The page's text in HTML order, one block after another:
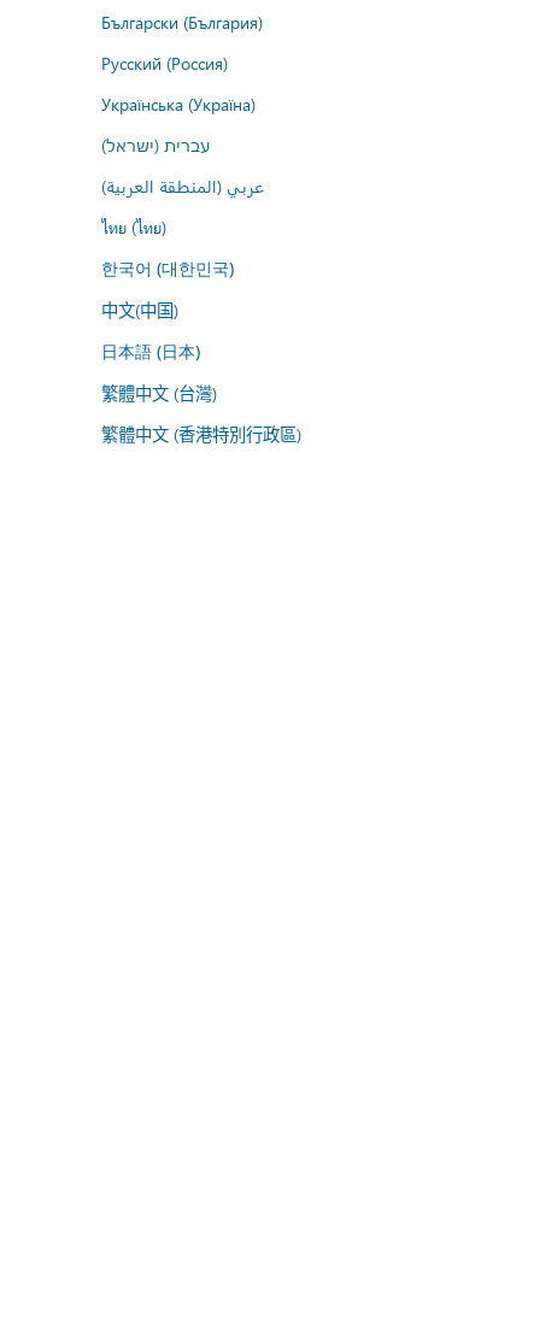
Български (България)
Русский (Россия)
Українська (Україна)
עברית (ישראל)
عربي (المنطقة العربية)
ไทย (ไทย)
한국어 (대한민국)
中文(中国)
日本語 (日本)
繁體中文 (台灣)
繁體中文 (香港特別行政區)